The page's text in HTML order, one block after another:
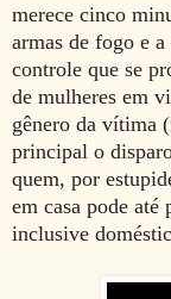
merece cinco
armas de fogo e
controle que se
de mulheres em
gênero da vítima
principal o
quem, por
em casa pode até
inclusive